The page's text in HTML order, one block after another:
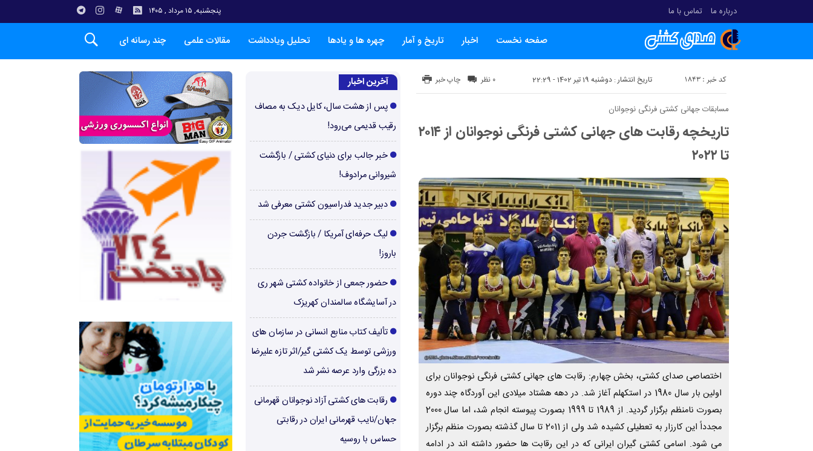
درباره ما تماس با ما پنجشنبه, ۱۵ مرداد , ۱۴۰۵
صفحه نخست اخبار تاریخ و آمار چهره ها و یادها تحلیل ویادداشت مقالات علمی چند رسانه ای
تاریخ انتشار : دوشنبه 19 تیر 1402 - 22:29 کد خبر : 1843 چاپ خبر ۰ نظر
مسابقات جهانی کشتی فرنگی نوجوانان
تاریخچه رقابت های جهانی کشتی فرنگی نوجوانان از ۲۰۱۴
تا ۲۰۲۲
اختصاصی صدای کشتی، بخش چهارم: رقابت های جهانی کشتی فرنگی نوجوانان برای
اولین بار سال 1980 در استکهلم آغاز شد. در دهه هشتاد میلادی این آوردگاه چند دوره
بصورت نامنظم برگزار گردید. از 1989 تا 1999 بصورت پیوسته انجام شد، اما سال 2000
مجدداً این کارزار به تعطیلی کشیده شد ولی از 2011 تا سال گذشته بصورت منظم برگزار
می شود. اسامی کشتی گیران ایرانی که در این رقابت ها حضور داشته اند در ادامه
آخرین اخبار
پس از هشت سال، کایل دیک به مصاف
رقیب قدیمی می‌رود!
خبر جالب برای دنیای کشتی / بازگشت
شیروانی مرادوف!
دبیر جدید فدراسیون کشتی معرفی شد
لیگ حرفه‌ای آمریکا / بازگشت جردن
باروز!
حضور جمعی از خانواده کشتی شهر ری
در آسایشگاه سالمندان کهریزک
تألیف کتاب منابع انسانی در سازمان های
ورزشی توسط یک کشتی گیر/اثر تازه علیرضا
ده بزرگی وارد عرصه نشر شد
رقابت های کشتی آزاد نوجوانان قهرمانی
جهان/نایب قهرمانی ایران در رقابتی
حساس با روسیه